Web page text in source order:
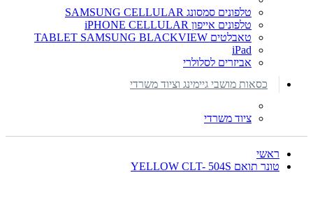
טלפונים סמסונג SAMSUNG CELLULAR
טלפונים אייפון iPHONE CELLULAR
טאבלטים TABLET SAMSUNG BLACKVIEW
iPad
אביזרים לסלולרי
כסאות מושבי גיימינג וציוד משרדי
ציוד משרדי
ראשי
טונר תואם YELLOW CLT- 504S